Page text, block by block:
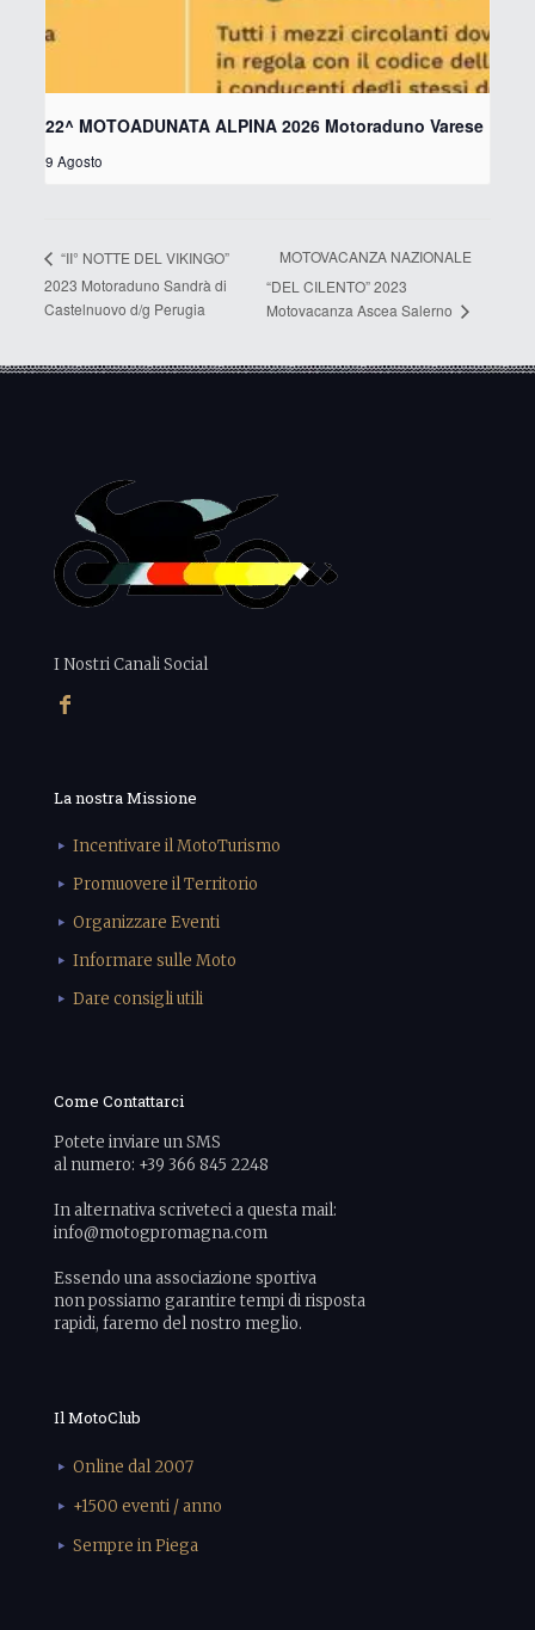
22^ MOTOADUNATA ALPINA 2026 Motoraduno Varese
9 Agosto
“II° NOTTE DEL VIKINGO”
2023 Motoraduno Sandrà di
Castelnuovo d/g Perugia
MOTOVACANZA NAZIONALE
“DEL CILENTO” 2023
Motovacanza Ascea Salerno
I Nostri Canali Social
La nostra Missione
Incentivare il MotoTurismo
Promuovere il Territorio
Organizzare Eventi
Informare sulle Moto
Dare consigli utili
Come Contattarci
Potete inviare un SMS
al numero: +39 366 845 2248
In alternativa scriveteci a questa mail:
info@motogpromagna.com
Essendo una associazione sportiva
non possiamo garantire tempi di risposta
rapidi, faremo del nostro meglio.
Il MotoClub
Online dal 2007
+1500 eventi / anno
Sempre in Piega